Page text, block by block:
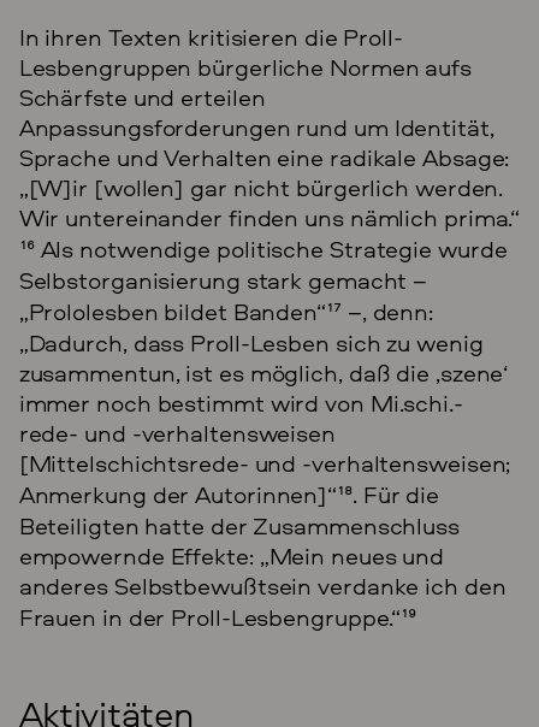
In ihren Texten kritisieren die Proll-
Lesbengruppen bürgerliche Normen aufs
Schärfste und erteilen
Anpassungsforderungen rund um Identität,
Sprache und Verhalten eine radikale Absage:
„[W]ir [wollen] gar nicht bürgerlich werden.
Wir untereinander finden uns nämlich prima.“
16Als notwendige politische Strategie wurde
Selbstorganisierung stark gemacht –
„Prololesben bildet Banden“17 –, denn:
„Dadurch, dass Proll-Lesben sich zu wenig
zusammentun, ist es möglich, daß die ‚szene‘
immer noch bestimmt wird von Mi.schi.-
rede- und -verhaltensweisen
[Mittelschichtsrede- und -verhaltensweisen;
Anmerkung der Autorinnen]“18. Für die
Beteiligten hatte der Zusammenschluss
empowernde Effekte: „Mein neues und
anderes Selbstbewußtsein verdanke ich den
Frauen in der Proll-Lesbengruppe.“19
Aktivitäten